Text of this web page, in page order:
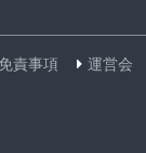
責事項
運営会